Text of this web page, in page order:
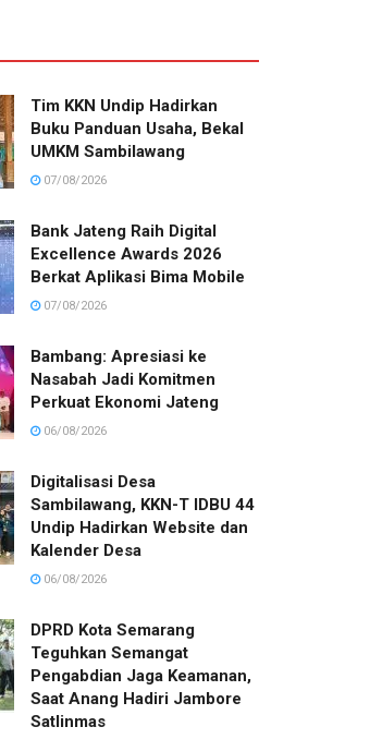
Tim KKN Undip Hadirkan
Buku Panduan Usaha, Bekal
UMKM Sambilawang
07/08/2026
Bank Jateng Raih Digital
Excellence Awards 2026
Berkat Aplikasi Bima Mobile
07/08/2026
Bambang: Apresiasi ke
Nasabah Jadi Komitmen
Perkuat Ekonomi Jateng
06/08/2026
Digitalisasi Desa
Sambilawang, KKN-T IDBU 44
Undip Hadirkan Website dan
Kalender Desa
06/08/2026
DPRD Kota Semarang
Teguhkan Semangat
Pengabdian Jaga Keamanan,
Saat Anang Hadiri Jambore
Satlinmas